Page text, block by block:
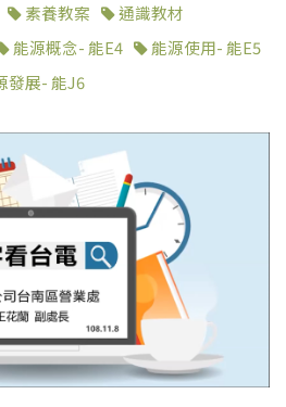
素養教案
通識教材
能源概念- 能E4
能源使用- 能E5
發展- 能J6